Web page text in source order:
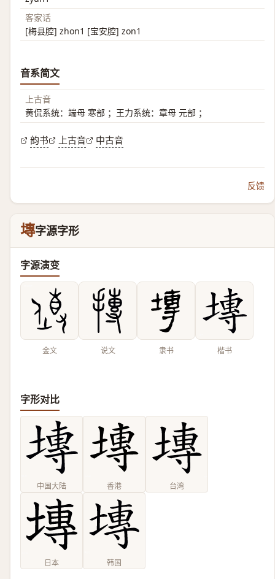
客家话
[梅县腔] zhon1 [宝安腔] zon1
音系简文
上古音
黄侃系统：端母 寒部 ；王力系统：章母 元部 ；
韵书 上古音 中古音
反馈
塼字源字形
字源演变
金文 说文 隶书 楷书
字形对比
中国大陆 香港 台湾
日本 韩国